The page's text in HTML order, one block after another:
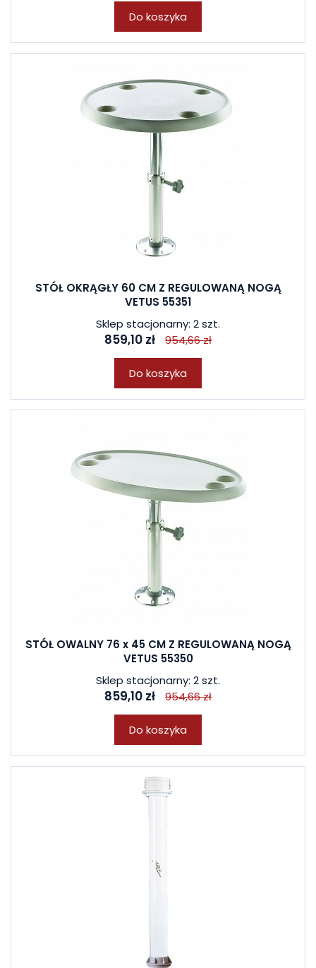
Do koszyka
STÓŁ OKRĄGŁY 60 CM Z REGULOWANĄ NOGĄ
VETUS 55351
Sklep stacjonarny: 2 szt.
859,10 zł 954,66 zł
Do koszyka
STÓŁ OWALNY 76 x 45 CM Z REGULOWANĄ NOGĄ
VETUS 55350
Sklep stacjonarny: 2 szt.
859,10 zł 954,66 zł
Do koszyka